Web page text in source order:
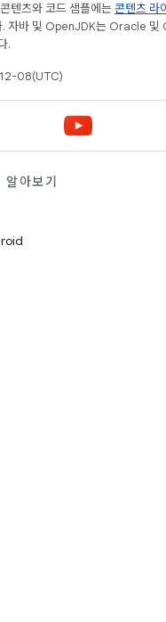
텐츠와 코드 샘플에는 콘텐츠 라
. 자바 및 OpenJDK는 Oracle
.
08(UTC)
아보기